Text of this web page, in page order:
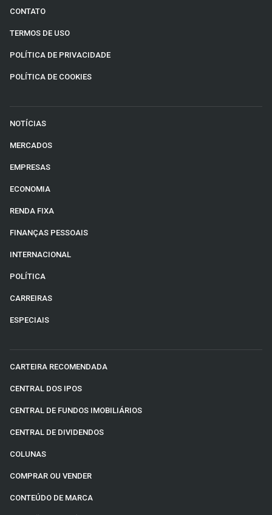
CONTATO
TERMOS DE USO
POLÍTICA DE PRIVACIDADE
POLÍTICA DE COOKIES
NOTÍCIAS
MERCADOS
EMPRESAS
ECONOMIA
RENDA FIXA
FINANÇAS PESSOAIS
INTERNACIONAL
POLÍTICA
CARREIRAS
ESPECIAIS
CARTEIRA RECOMENDADA
CENTRAL DOS IPOS
CENTRAL DE FUNDOS IMOBILIÁRIOS
CENTRAL DE DIVIDENDOS
COLUNAS
COMPRAR OU VENDER
CONTEÚDO DE MARCA